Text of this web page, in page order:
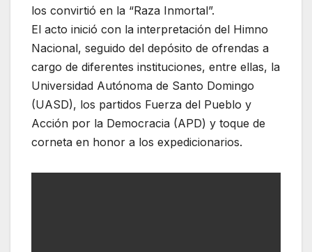
los convirtió en la “Raza Inmortal”.
El acto inició con la interpretación del Himno
Nacional, seguido del depósito de ofrendas a
cargo de diferentes instituciones, entre ellas, la
Universidad Autónoma de Santo Domingo
(UASD), los partidos Fuerza del Pueblo y
Acción por la Democracia (APD) y toque de
corneta en honor a los expedicionarios.